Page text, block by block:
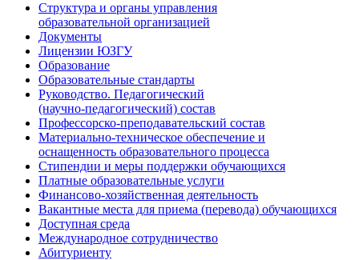
Структура и органы управления
образовательной организацией
Документы
Лицензии ЮЗГУ
Образование
Образовательные стандарты
Руководство. Педагогический
(научно-педагогический) состав
Профессорско-преподавательский состав
Материально-техническое обеспечение и
оснащенность образовательного процесса
Стипендии и меры поддержки обучающихся
Платные образовательные услуги
Финансово-хозяйственная деятельность
Вакантные места для приема (перевода) обучающихся
Доступная среда
Международное сотрудничество
Абитуриенту